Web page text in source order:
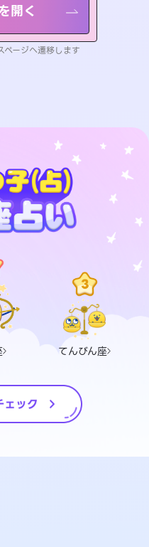
開く
ージへ遷移します
てんびん座